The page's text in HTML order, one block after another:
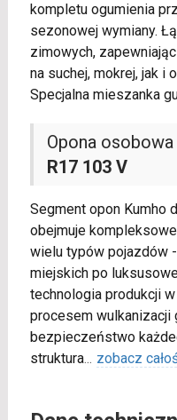
kompletu ogumienia
sezonowej wymiany.
zimowych,
na suchej, mokrej, jak i
Specjalna mieszanka
Opona
R17 103 V
Segment opon Kumho
obejmuje
wielu typów pojazdów
miejskich po
technologia produkcji
procesem wulkanizacji
bezpieczeństwo
struktura... zobacz